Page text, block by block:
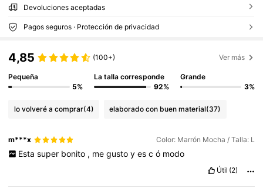
Devoluciones aceptadas
Pagos seguros · Protección de privacidad
4,85 (100+) Ver más
Pequeña
5%
La talla corresponde
92%
Grande
3%
lo volveré a comprar(4) elaborado con buen material(37)
m***x Color: Marrón Mocha / Talla: L
Esta super bonito , me gusto y es c ó modo
Útil (2)